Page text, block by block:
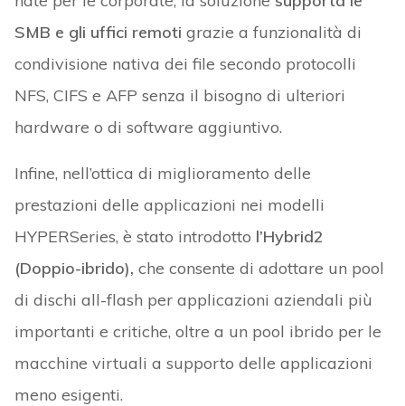
SMB e gli uffici remoti grazie a funzionalità di
condivisione nativa dei file secondo protocolli
NFS, CIFS e AFP senza il bisogno di ulteriori
hardware o di software aggiuntivo.
Infine, nell’ottica di miglioramento delle
prestazioni delle applicazioni nei modelli
HYPERSeries, è stato introdotto l’Hybrid2
(Doppio-ibrido), che consente di adottare un pool
di dischi all-flash per applicazioni aziendali più
importanti e critiche, oltre a un pool ibrido per le
macchine virtuali a supporto delle applicazioni
meno esigenti.